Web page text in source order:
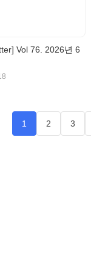
Vol 76. 2026년 6
1 2 3